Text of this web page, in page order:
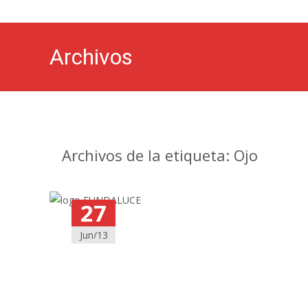
Archivos
Archivos de la etiqueta: Ojo
27
Jun/13